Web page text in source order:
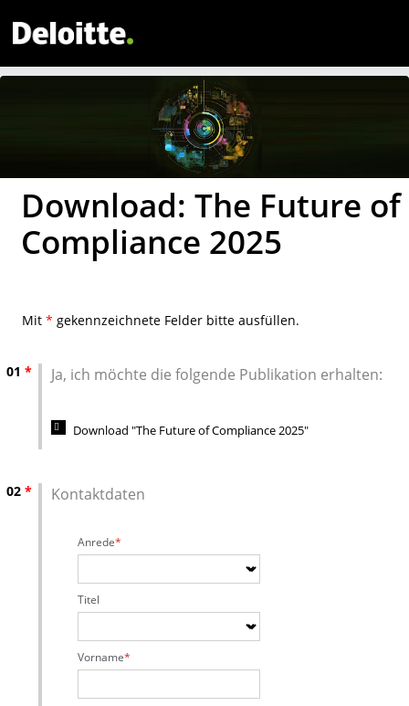
Download: The Future of
Compliance 2025
Mit * gekennzeichnete Felder bitte ausfüllen.
01 * Ja, ich möchte die folgende Publikation erhalten:
Download "The Future of Compliance 2025"
02 * Kontaktdaten
Anrede
Titel
Vorname